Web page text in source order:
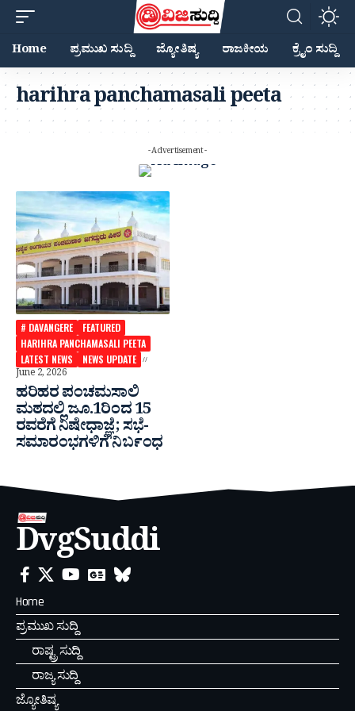
Home ಪ್ರಮುಖ ಸುದ್ದಿ ಜ್ಯೋತಿಷ್ಯ ರಾಜಕೀಯ ಕ್ರೈಂ ಸುದ್ದಿ
harihra panchamasali peeta
- Advertisement -
# DAVANGERE
FEATURED
HARIHRA PANCHAMASALI PEETA
LATEST NEWS
NEWS UPDATE
June 2, 2026
ಹರಿಹರ ಪಂಚಮಸಾಲಿ
ಮಠದಲ್ಲಿ ಜೂ.1ರಿಂದ 15
ರವರೆಗೆ ನಿಷೇಧಾಜ್ಞೆ; ಸಭೆ-
ಸಮಾರಂಭಗಳಿಗೆ ನಿರ್ಬಂಧ
DvgSuddi
Home
ಪ್ರಮುಖ ಸುದ್ದಿ
ರಾಷ್ಟ್ರ ಸುದ್ದಿ
ರಾಜ್ಯ ಸುದ್ದಿ
ಜ್ಯೋತಿಷ್ಯ